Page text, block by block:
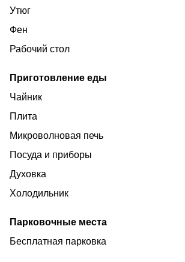
Утюг
Фен
Рабочий стол
Приготовление еды
Чайник
Плита
Микроволновая печь
Посуда и приборы
Духовка
Холодильник
Парковочные места
Бесплатная парковка